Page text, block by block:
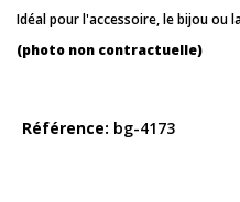
Idéal pour l'accessoire, le bijou ou
(photo non contractuelle)
Référence bg-4173